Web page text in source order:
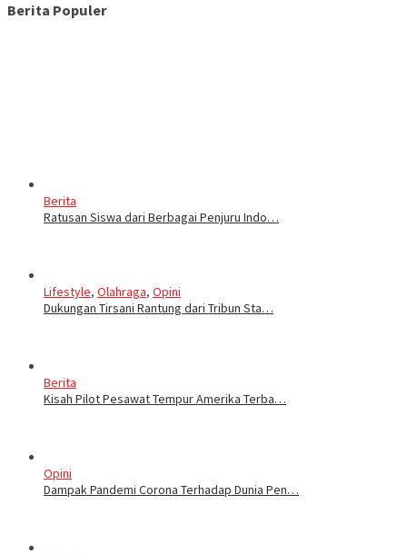
Berita Populer
Berita
Ratusan Siswa dari Berbagai Penjuru Indo…
Lifestyle, Olahraga, Opini
Dukungan Tirsani Rantung dari Tribun Sta…
Berita
Kisah Pilot Pesawat Tempur Amerika Terba…
Opini
Dampak Pandemi Corona Terhadap Dunia Pen…